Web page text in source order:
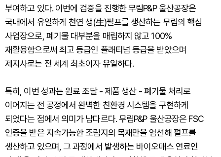
부여하고 있다. 이번에 검증을 진행한 무림P&P 울산공장은
국내에서 유일하게 천연 생(生)펄프를 생산하는 무림의 핵심
사업장으로, 폐기물 대부분을 매립하지 않고 100%
재활용함으로써 최고 등급인 플래티넘 등급을 받았으며
제지사로는 전 세계 최초이자 유일하다.
특히, 이번 성과는 원료 조달 - 제품 생산 - 폐기물 처리로
이어지는 전 공정에서 완벽한 친환경 시스템을 구현하게
되었다는 점에서 의미가 남다르다. 무림P&P 울산공장은 FSC
인증을 받은 지속가능한 조림지의 목재만을 엄선해 펄프를
생산하고 있으며, 그 과정에서 발생하는 바이오매스 연료인